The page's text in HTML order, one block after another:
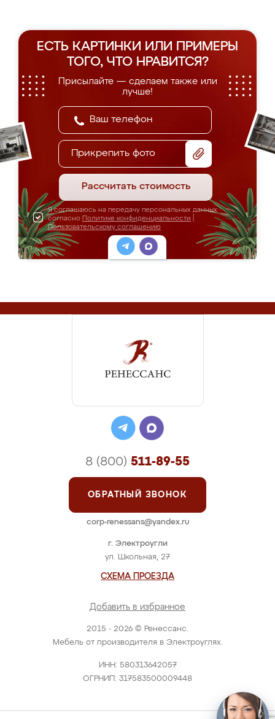
ЕСТЬ КАРТИНКИ ИЛИ ПРИМЕРЫ
ТОГО, ЧТО НРАВИТСЯ?
Присылайте — сделаем также или
лучше!
Прикрепить фото
Рассчитать стоимость
Я соглашаюсь на передачу персональных данных
согласно Политике конфиденциальности
Пользовательскому соглашению
2015 - 2026 © Ренессанс.
Мебель от производителя в Электроуглях.
ИНН: 580313642057
ОГРНИП: 317583500009448
г. Электроугли
ул. Школьная, 27
СХЕМА ПРОЕЗДА
Добавить в избранное
8 (800) 511-89-55
ОБРАТНЫЙ ЗВОНОК
corp-renessans@yandex.ru